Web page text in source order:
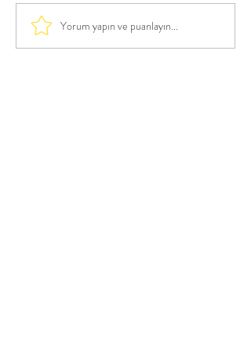
Yorum yapın ve puanlayın...